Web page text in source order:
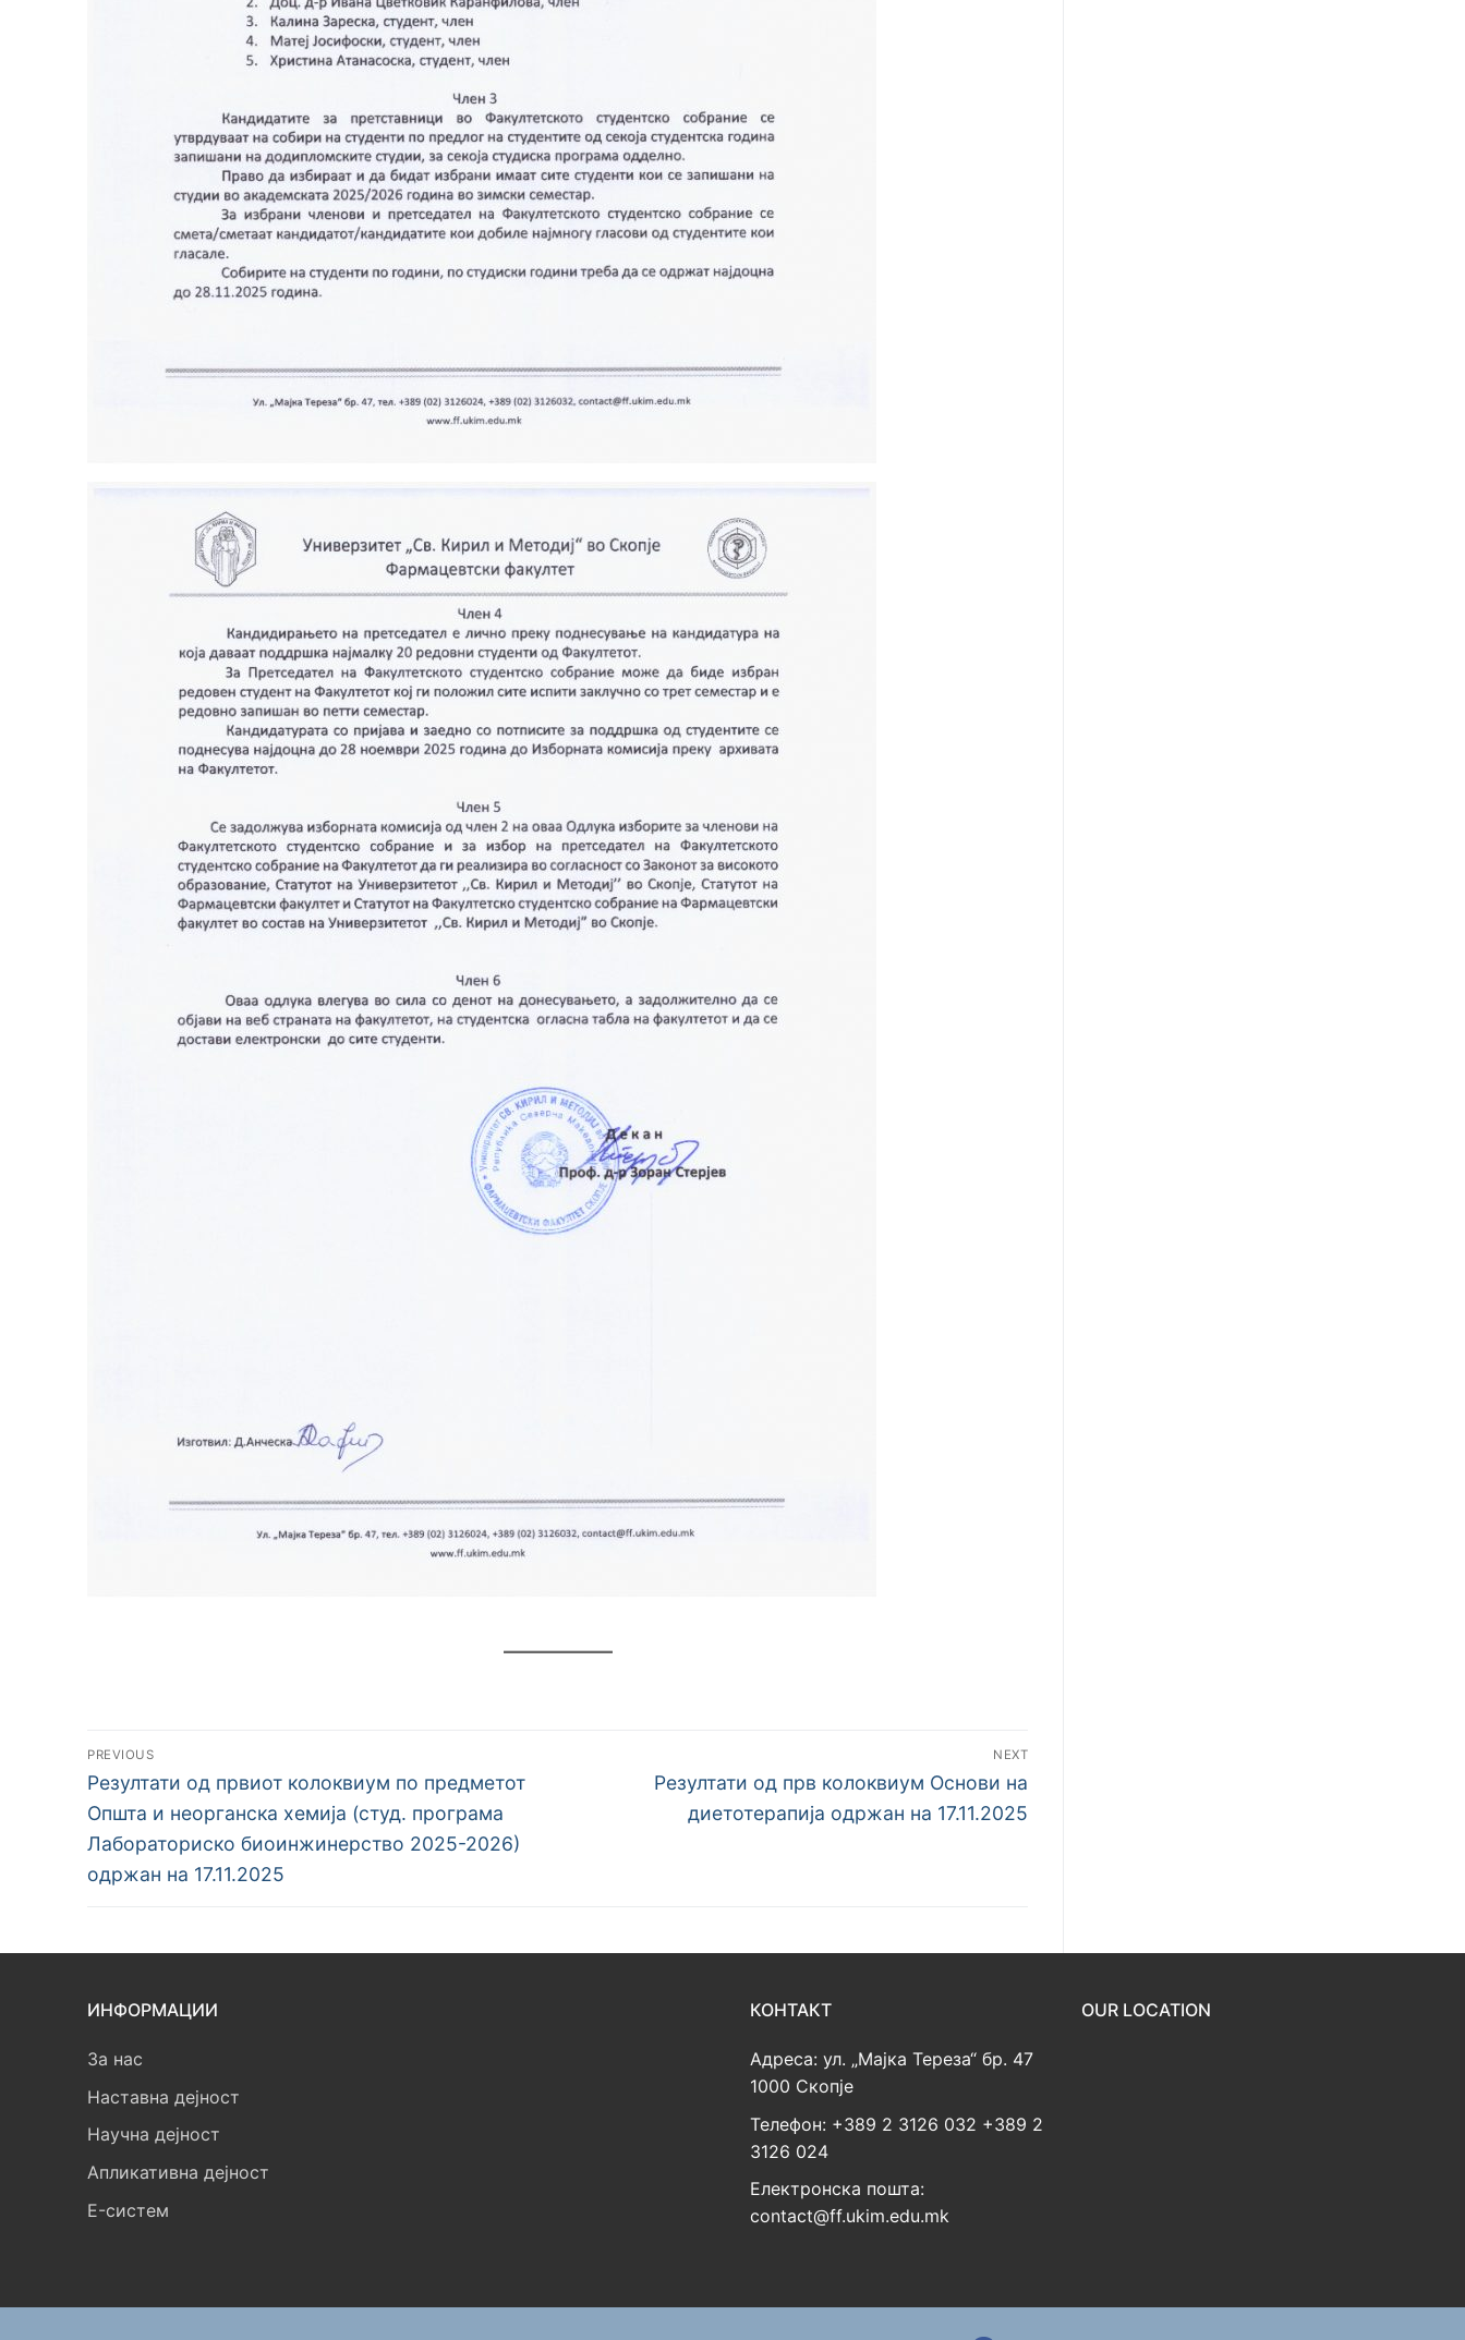
Навигација
на
напис
PREVIOUS
Previous
post:
Резултати од првиот колоквиум по предметот
Општа и неорганска хемија (студ. програма
Лабораториско биоинжинерство 2025-2026)
одржан на 17.11.2025
NEXT
Next
post:
Резултати од прв колоквиум Основи на
диетотерапија одржан на 17.11.2025
ИНФОРМАЦИИ
За нас
Наставна дејност
Научна дејност
Апликативна дејност
E-систем
КОНТАКТ
Адреса: ул. „Мајка Тереза“ бр. 47
1000 Скопје
Телефон: +389 2 3126 032 +389 2
3126 024
Електронска пошта:
contact@ff.ukim.edu.mk
OUR LOCATION